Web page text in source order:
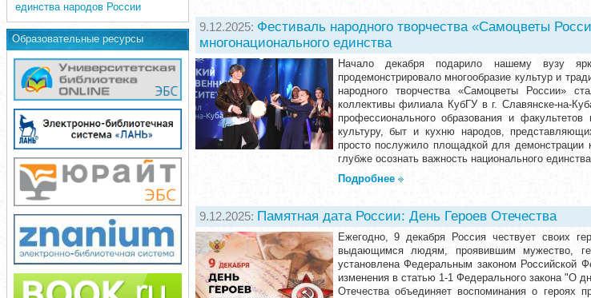
единства народов России
Образовательные ресурсы
9.12.2025: Фестиваль народного творчества «Самоцветы
многонационального единства
Начало декабря подарило нашему вузу
продемонстрировало многообразие культур и
народного творчества «Самоцветы России»
коллективы филиала КубГУ в г. Славянске-на-
профессионального образования и
культуру, быт и кухню народов,
просто послужило площадкой для демонстрации
глубже осознать важность национального
Подробнее
9.12.2025: Памятная дата России: День Героев Отечества
Ежегодно, 9 декабря Россия чествует своих
выдающимся людям, проявившим мужество,
установлена Федеральным законом
изменения в статью 1-1 Федерального закона "О
Отечества объединяет воспоминания о героях